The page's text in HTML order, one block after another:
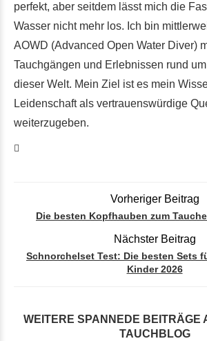
perfekt, aber seitdem lässt mich die
Wasser nicht mehr los. Ich bin
AOWD (Advanced Open Water Diver)
Tauchgängen und Erlebnissen rund
dieser Welt. Mein Ziel ist es mein
Leidenschaft als vertrauenswürdige
weiterzugeben.
Vorheriger Beitrag
Die besten Kopfhauben zum
Nächster Beitrag
Schnorchelset Test: Die besten Sets
Kinder 2026
WEITERE SPANNEDE BEITRÄGE
TAUCHBLOG